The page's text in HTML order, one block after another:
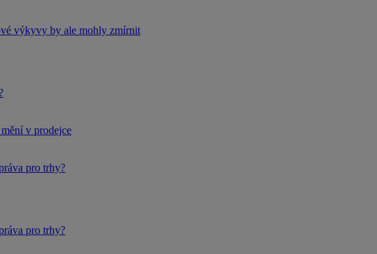
výkyvy by ale mohly zmírnit
v prodejce
pro trhy?
pro trhy?